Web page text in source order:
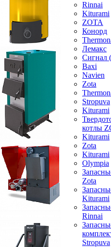
Rinnai
Kiturami
ZOTA
Конорд
Лемакс
Baxi
Navien
Zota
Stropuva
Kiturami
котлы
Kiturami
Zota
Kiturami
Olympia
Zota
Kiturami
Rinnai
Stropuva